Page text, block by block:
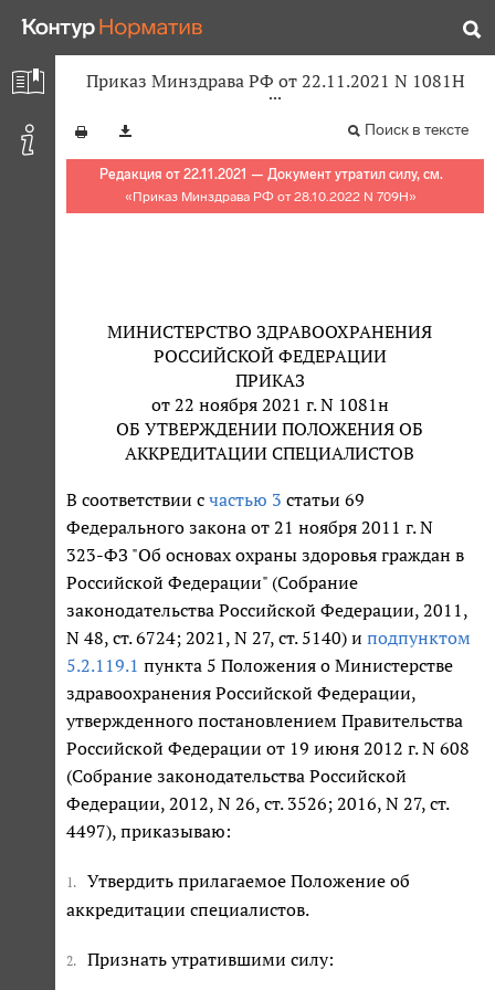
Приказ Минздрава РФ от 22.11.2021 N 1081Н
Поиск в тексте
Редакция от 22.11.2021 — Документ утратил силу, см.
«Приказ Минздрава РФ от 28.10.2022 N 709Н»
МИНИСТЕРСТВО ЗДРАВООХРАНЕНИЯ
РОССИЙСКОЙ ФЕДЕРАЦИИ
ПРИКАЗ
от 22 ноября 2021 г. N 1081н
ОБ УТВЕРЖДЕНИИ ПОЛОЖЕНИЯ ОБ
АККРЕДИТАЦИИ СПЕЦИАЛИСТОВ
В соответствии с частью 3 статьи 69
Федерального закона от 21 ноября 2011 г. N
323-ФЗ "Об основах охраны здоровья граждан в
Российской Федерации" (Собрание
законодательства Российской Федерации, 2011,
N 48, ст. 6724; 2021, N 27, ст. 5140) и подпунктом
5.2.119.1 пункта 5 Положения о Министерстве
здравоохранения Российской Федерации,
утвержденного постановлением Правительства
Российской Федерации от 19 июня 2012 г. N 608
(Собрание законодательства Российской
Федерации, 2012, N 26, ст. 3526; 2016, N 27, ст.
4497), приказываю:
1.
Утвердить прилагаемое Положение об
аккредитации специалистов.
2. Признать утратившими силу: